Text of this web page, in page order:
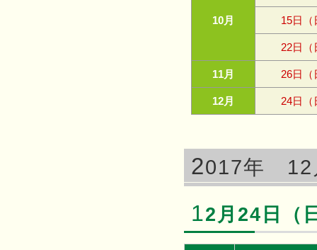
10月 15日（
22日（
11月 26日（
12月 24日（
2017年
12月24日（